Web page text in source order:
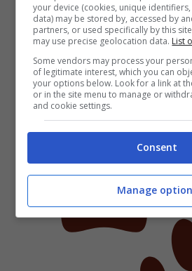
your device (cookies, unique
data) may be stored by, accessed by
partners, or used specifically by this
may use precise geolocation data. List
Some vendors may process your
of legitimate interest, which you can
your options below. Look for a link at
or in the site menu to manage or
and cookie settings.
Consent
Manage